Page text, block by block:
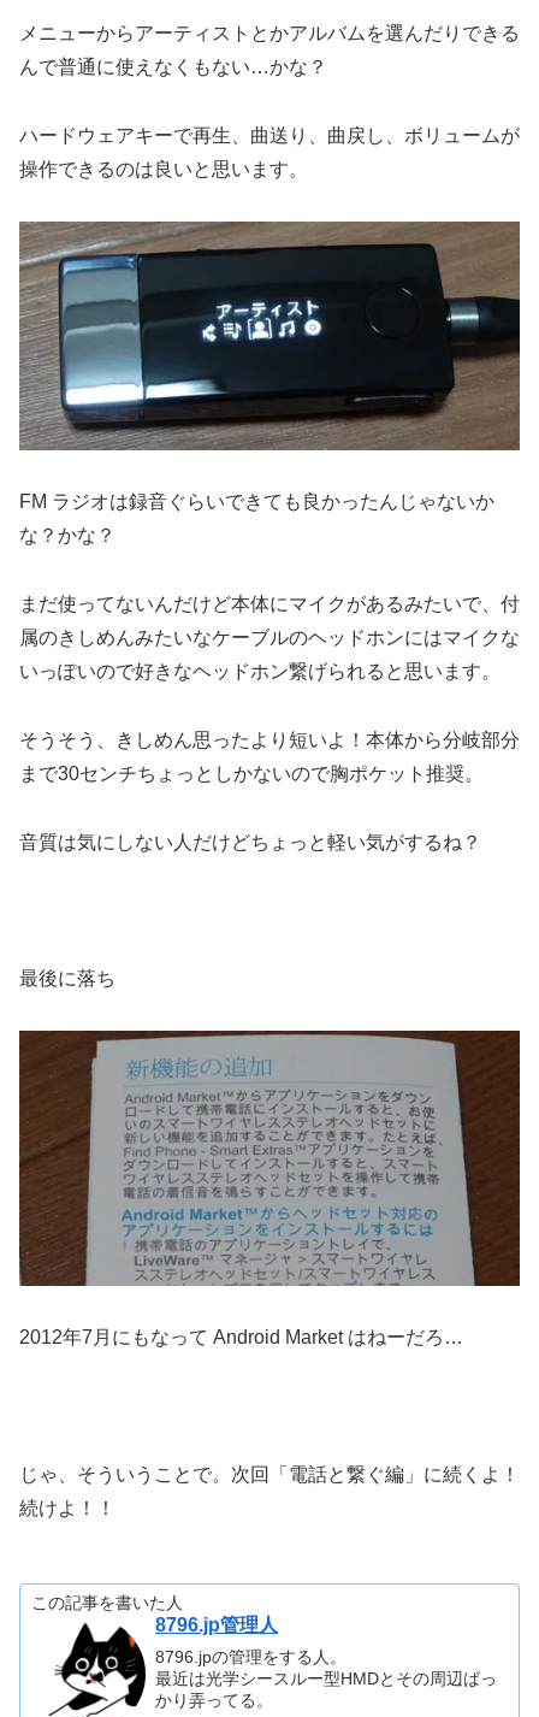
メニューからアーティストとかアルバムを選んだりできる
んで普通に使えなくもない…かな？
ハードウェアキーで再生、曲送り、曲戻し、ボリュームが
操作できるのは良いと思います。
FM ラジオは録音ぐらいできても良かったんじゃないか
な？かな？
まだ使ってないんだけど本体にマイクがあるみたいで、付
属のきしめんみたいなケーブルのヘッドホンにはマイクな
いっぽいので好きなヘッドホン繋げられると思います。
そうそう、きしめん思ったより短いよ！本体から分岐部分
まで30センチちょっとしかないので胸ポケット推奨。
音質は気にしない人だけどちょっと軽い気がするね？
最後に落ち
2012年7月にもなって Android Market はねーだろ…
じゃ、そういうことで。次回「電話と繋ぐ編」に続くよ！
続けよ！！
この記事を書いた人
8796.jp管理人
8796.jpの管理をする人。
最近は光学シースルー型HMDとその周辺ばっ
かり弄ってる。